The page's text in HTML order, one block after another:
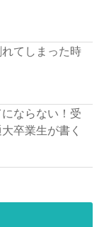
てしまった時
ならない！受
卒業生が書く